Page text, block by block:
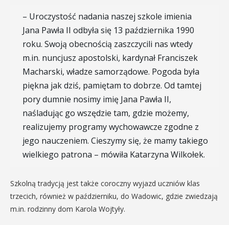
– Uroczystość nadania naszej szkole imienia
Jana Pawła II odbyła się 13 października 1990
roku. Swoją obecnością zaszczycili nas wtedy
m.in. nuncjusz apostolski, kardynał Franciszek
Macharski, władze samorządowe. Pogoda była
piękna jak dziś, pamiętam to dobrze. Od tamtej
pory dumnie nosimy imię Jana Pawła II,
naśladując go wszędzie tam, gdzie możemy,
realizujemy programy wychowawcze zgodne z
jego nauczeniem. Cieszymy się, że mamy takiego
wielkiego patrona – mówiła Katarzyna Wilkołek.
Szkolną tradycją jest także coroczny wyjazd uczniów klas
trzecich, również w październiku, do Wadowic, gdzie zwiedzają
m.in. rodzinny dom Karola Wojtyły.